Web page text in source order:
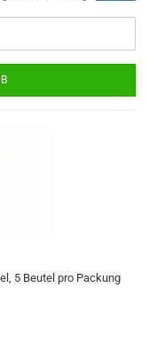
5 Beutel pro Packung